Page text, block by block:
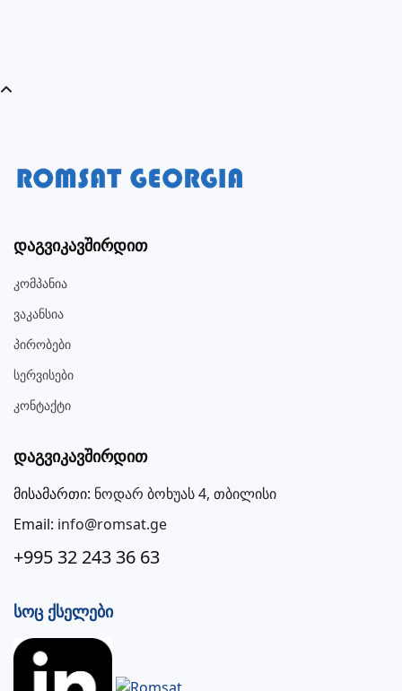
Დაგვიკავშირდით
Კომპანია
Ვაკანსია
Პირობები
Სერვისები
Კონტაქტი
Დაგვიკავშირდით
მისამართი: ნოდარ ბოხუას 4, თბილისი
Email: info@romsat.ge
+995 32 243 36 63
Სოც Ქსელები